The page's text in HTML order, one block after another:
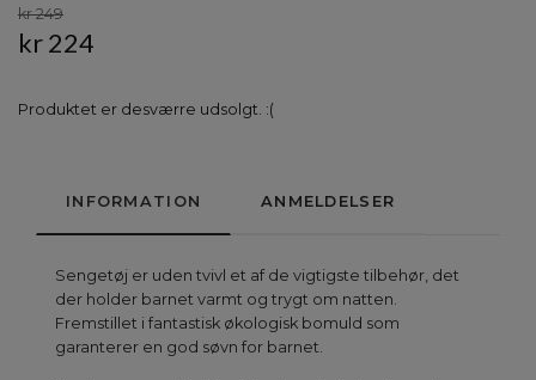
kr 249
kr 224
Produktet er desværre udsolgt. :(
INFORMATION ANMELDELSER
Sengetøj er uden tvivl et af de vigtigste tilbehør, det
der holder barnet varmt og trygt om natten.
Fremstillet i fantastisk økologisk bomuld som
garanterer en god søvn for barnet.